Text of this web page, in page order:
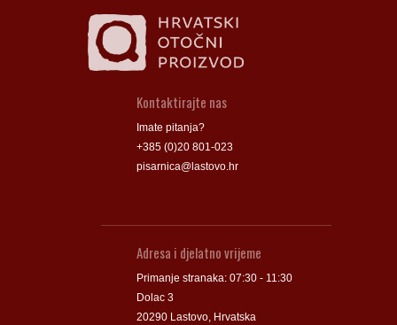
Kontaktirajte nas
Imate pitanja?
+385 (0)20 801-023
pisarnica@lastovo.hr
Adresa i djelatno vrijeme
Primanje stranaka: 07:30 - 11:30
Dolac 3
20290 Lastovo, Hrvatska